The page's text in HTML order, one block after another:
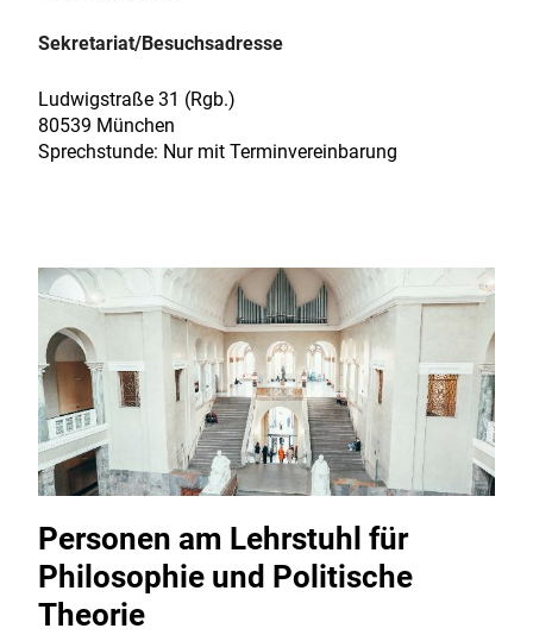
Sekretariat/Besuchsadresse
Ludwigstraße 31 (Rgb.)
80539 München
Sprechstunde: Nur mit Terminvereinbarung
Personen am Lehrstuhl für
Philosophie und Politische
Theorie